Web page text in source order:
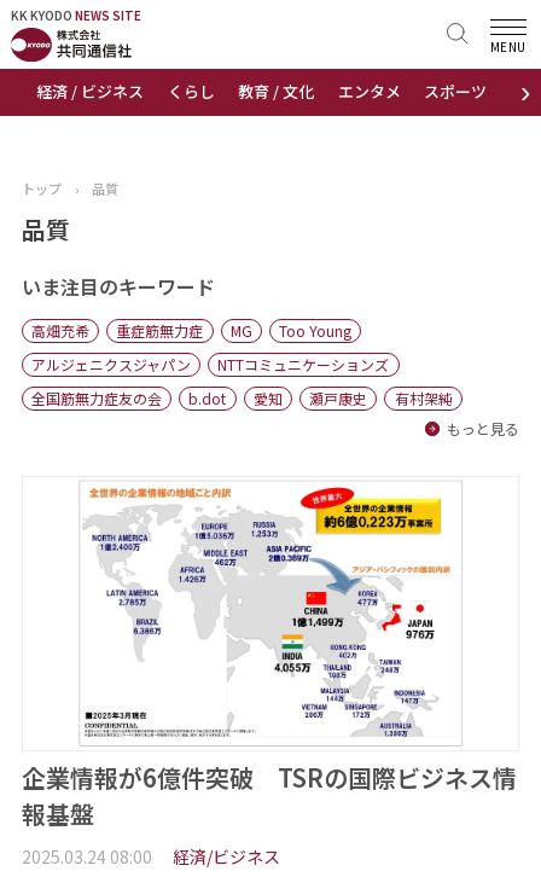
KK KYODO NEWS SITE
›
経済 / ビジネス くらし 教育 / 文化 エンタメ スポーツ 地域
MENU
KK KYODONEWS SITE
トップページ
ニュース
おすすめコンテンツ
出版物
会社概要
トップ › 品質
品質
いま注目のキーワード
高畑充希 重症筋無力症 MG
Too Young
アルジェニクスジャパン
NTTコミュニケーションズ
全国筋無力症友の会
b.dot 愛知 瀬戸康史
有村架純
もっと見る
企業情報が6億件突破 TSRの国際ビジネス情
報基盤
2025.03.24 08:00 経済/ビジネス